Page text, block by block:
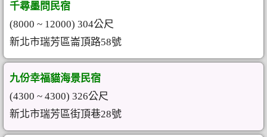
千尋墨問民宿
(8000 ~ 12000) 304公尺
新北市瑞芳區崙頂路58號
九份幸福貓海景民宿
(4300 ~ 4300) 326公尺
新北市瑞芳區街頂巷28號